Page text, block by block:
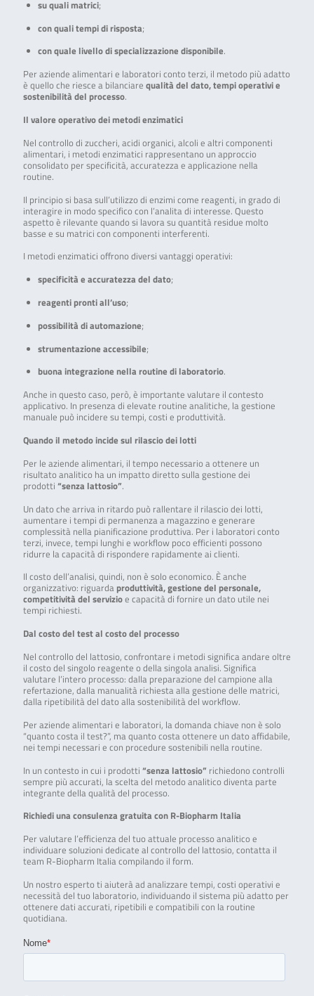
su quali matrici;
con quali tempi di risposta;
con quale livello di specializzazione disponibile.
Per aziende alimentari e laboratori conto terzi, il metodo più adatto
è quello che riesce a bilanciare qualità del dato, tempi operativi e
sostenibilità del processo.
Il valore operativo dei metodi enzimatici
Nel controllo di zuccheri, acidi organici, alcoli e altri componenti
alimentari, i metodi enzimatici rappresentano un approccio
consolidato per specificità, accuratezza e applicazione nella
routine.
Il principio si basa sull’utilizzo di enzimi come reagenti, in grado di
interagire in modo specifico con l’analita di interesse. Questo
aspetto è rilevante quando si lavora su quantità residue molto
basse e su matrici con componenti interferenti.
I metodi enzimatici offrono diversi vantaggi operativi:
specificità e accuratezza del dato;
reagenti pronti all’uso;
possibilità di automazione;
strumentazione accessibile;
buona integrazione nella routine di laboratorio.
Anche in questo caso, però, è importante valutare il contesto
applicativo. In presenza di elevate routine analitiche, la gestione
manuale può incidere su tempi, costi e produttività.
Quando il metodo incide sul rilascio dei lotti
Per le aziende alimentari, il tempo necessario a ottenere un
risultato analitico ha un impatto diretto sulla gestione dei
prodotti “senza lattosio”.
Un dato che arriva in ritardo può rallentare il rilascio dei lotti,
aumentare i tempi di permanenza a magazzino e generare
complessità nella pianificazione produttiva. Per i laboratori conto
terzi, invece, tempi lunghi e workflow poco efficienti possono
ridurre la capacità di rispondere rapidamente ai clienti.
Il costo dell’analisi, quindi, non è solo economico. È anche
organizzativo: riguarda produttività, gestione del personale,
competitività del servizioe capacità di fornire un dato utile nei
tempi richiesti.
Dal costo del test al costo del processo
Nel controllo del lattosio, confrontare i metodi significa andare oltre
il costo del singolo reagente o della singola analisi. Significa
valutare l’intero processo: dalla preparazione del campione alla
refertazione, dalla manualità richiesta alla gestione delle matrici,
dalla ripetibilità del dato alla sostenibilità del workflow.
Per aziende alimentari e laboratori, la domanda chiave non è solo
“quanto costa il test?”, ma quanto costa ottenere un dato affidabile,
nei tempi necessari e con procedure sostenibili nella routine.
In un contesto in cui i prodotti “senza lattosio”richiedono controlli
sempre più accurati, la scelta del metodo analitico diventa parte
integrante della qualità del processo.
Richiedi una consulenza gratuita con R-Biopharm Italia
Per valutare l’efficienza del tuo attuale processo analitico e
individuare soluzioni dedicate al controllo del lattosio, contatta il
team R-Biopharm Italia compilando il form.
Un nostro esperto ti aiuterà ad analizzare tempi, costi operativi e
necessità del tuo laboratorio, individuando il sistema più adatto per
ottenere dati accurati, ripetibili e compatibili con la routine
quotidiana.